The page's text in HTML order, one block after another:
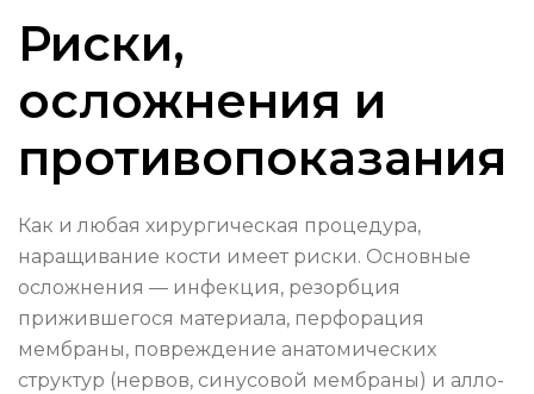
Риски,
осложнения и
противопоказания
Как и любая хирургическая процедура,
наращивание кости имеет риски. Основные
осложнения — инфекция, резорбция
прижившегося материала, перфорация
мембраны, повреждение анатомических
структур (нервов, синусовой мембраны) и алло-